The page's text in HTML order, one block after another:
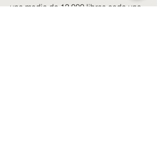
una media de 12.000 libras cada una.